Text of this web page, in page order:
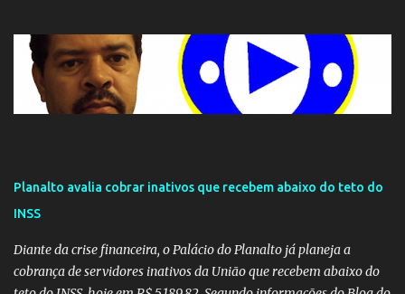
Planalto avalia cobrar inativos que recebem abaixo do teto do
INSS
Diante da crise financeira, o Palácio do Planalto já planeja a
cobrança de servidores inativos da União que recebem abaixo do